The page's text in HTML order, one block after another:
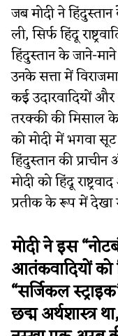
जब मोदी ने
ली, सिर्फ हिंदू
हिंदुस्तान के जाने-
उनके सत्ता में
कई उदारवादियों और
तरक्की की मिसाल
को मोदी में भगवा
हिंदुस्तान की
मोदी को हिंदू
प्रतीक के रूप में देखा
मोदी ने इस
आतंकवादियों
“सर्जिकल
छद्म अर्थशास्त्र